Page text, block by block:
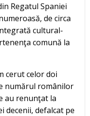
Regatul Spaniei
de circa
cultural-
comună la
cerut celor doi
numărul românilor
au renunţat la
decenii, defalcat pe